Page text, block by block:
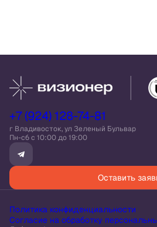
+7 (924) 128-74-81
г Владивосток, ул Зеленый Бульвар
Пн-сб c 10:00 до 19:00
Оставить
Политика конфиденциальности
Согласие на обработку